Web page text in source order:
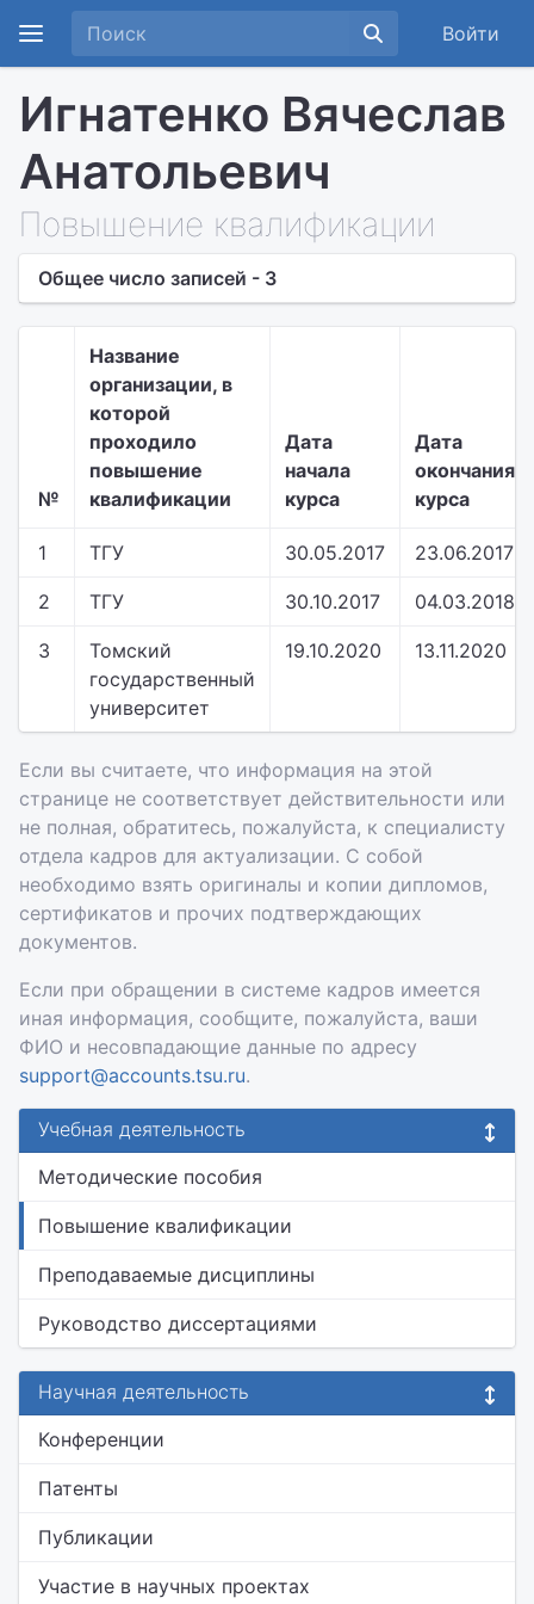
Войти
Игнатенко Вячеслав
Анатольевич
Повышение квалификации
Общее число записей - 3
№
Название
организации, в
которой
проходило
повышение
квалификации
Дата
начала
курса
Дата
окончания
курса
1 ТГУ 30.05.2017 23.06.2017
2 ТГУ 30.10.2017 04.03.2018
3
Томский
государственный
университет
19.10.2020 13.11.2020
Если вы считаете, что информация на этой
странице не соответствует действительности или
не полная, обратитесь, пожалуйста, к специалисту
отдела кадров для актуализации. С собой
необходимо взять оригиналы и копии дипломов,
сертификатов и прочих подтверждающих
документов.
Если при обращении в системе кадров имеется
иная информация, сообщите, пожалуйста, ваши
ФИО и несовпадающие данные по адресу
support@accounts.tsu.ru.
Учебная деятельность
Методические пособия
Повышение квалификации
Преподаваемые дисциплины
Руководство диссертациями
Научная деятельность
Конференции
Патенты
Публикации
Участие в научных проектах